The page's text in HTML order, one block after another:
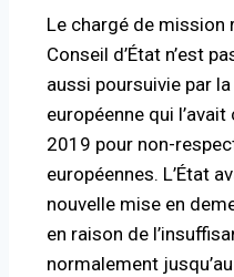
Le chargé de mission
Conseil d’État n’est
aussi poursuivie par
européenne qui
2019 pour non-
européennes. L’État
nouvelle mise en
en raison de
normalement